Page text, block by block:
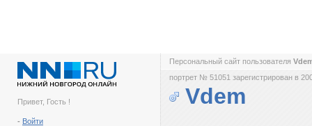
Привет, Гость !
- Войти
Персональный сайт пользователя
портрет № 51051 зарегистрирован в
Vdem